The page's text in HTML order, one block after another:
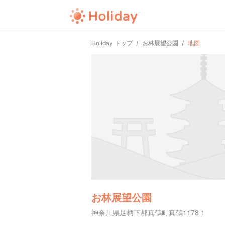
Holiday トップ お林展望公園 地図
お林展望公園
神奈川県足柄下郡真鶴町真鶴1178 1